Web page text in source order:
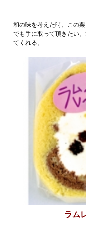
和の味を考えた時、この
でも手に取って頂きたい
てくれる。
ラム